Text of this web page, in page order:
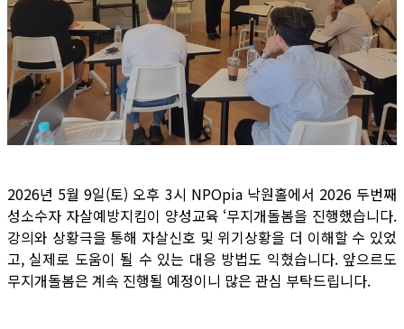
2026년 5월 9일(토) 오후 3시 NPOpia 낙원홀에서 2026 두번째
성소수자 자살예방지킴이 양성교육 ‘무지개돌봄을 진행했습니다.
강의와 상황극을 통해 자살신호 및 위기상황을 더 이해할 수 있었
고, 실제로 도움이 될 수 있는 대응 방법도 익혔습니다. 앞으르도
무지개돌봄은 계속 진행될 예정이니 많은 관심 부탁드립니다.